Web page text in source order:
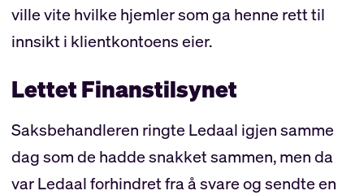
ville vite hvilke hjemler som ga henne rett til
innsikt i klientkontoens eier.
Lettet Finanstilsynet
Saksbehandleren ringte Ledaal igjen samme
dag som de hadde snakket sammen, men da
var Ledaal forhindret fra å svare og sendte en